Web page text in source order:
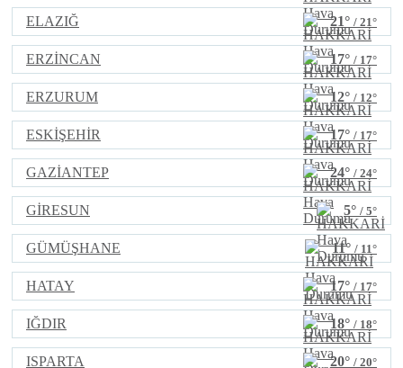
ELAZIĞ 21° / 21°
ERZİNCAN 17° / 17°
ERZURUM 12° / 12°
ESKİŞEHİR 17° / 17°
GAZİANTEP 24° / 24°
GİRESUN 5° / 5°
GÜMÜŞHANE 11° / 11°
HATAY 17° / 17°
IĞDIR 18° / 18°
ISPARTA 20° / 20°